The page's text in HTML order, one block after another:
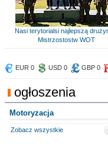
Nasi terytorialsi najlepszą
Mistrzostostw WOT
EUR 0 USD 0 GBP 0
ogłoszenia
Motoryzacja
Zobacz wszystkie